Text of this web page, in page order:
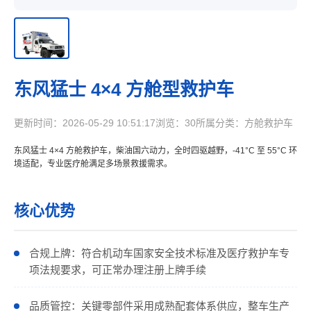
东风猛士 4×4 方舱型救护车
更新时间：2026-05-29 10:51:17浏览：30所属分类：方舱救护车
东风猛士 4×4 方舱救护车，柴油国六动力，全时四驱越野，-41°C 至 55°C 环
境适配，专业医疗舱满足多场景救援需求。
核心优势
合规上牌：符合机动车国家安全技术标准及医疗救护车专
项法规要求，可正常办理注册上牌手续
品质管控：关键零部件采用成熟配套体系供应，整车生产